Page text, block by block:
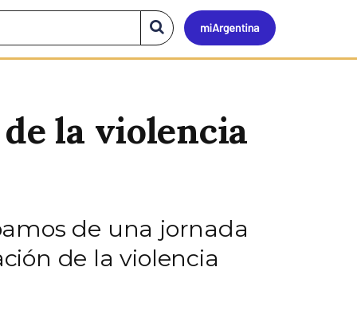
Mi
Buscar
en
el
la violencia
de una jornada
de la violencia